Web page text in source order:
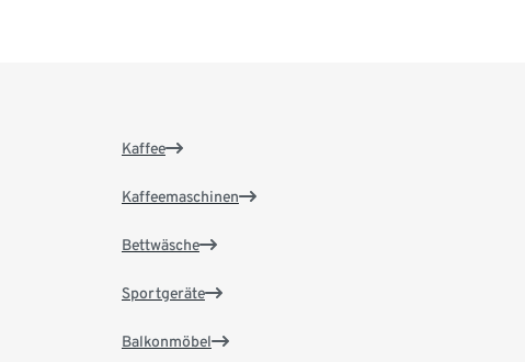
Kaffee
Kaffeemaschinen
Bettwäsche
Sportgeräte
Balkonmöbel